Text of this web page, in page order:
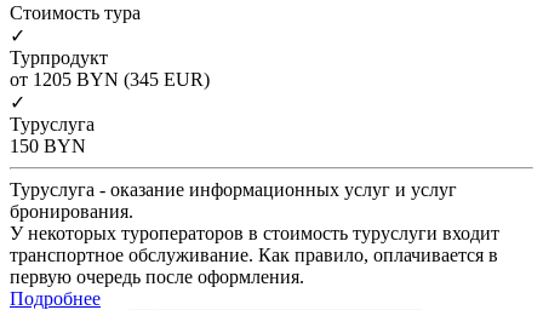
Cтоимость тура
✓
Турпродукт
от 1205 BYN (345 EUR)
✓
Туруслуга
150 BYN
Туруслуга - оказание информационных услуг и услуг
бронирования.
У некоторых туроператоров в стоимость туруслуги входит
транспортное обслуживание. Как правило, оплачивается в
первую очередь после оформления.
Подробнее